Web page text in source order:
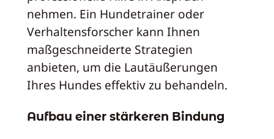
nehmen. Ein Hundetrainer oder
Verhaltensforscher kann Ihnen
maßgeschneiderte Strategien
anbieten, um die Lautäußerungen
Ihres Hundes effektiv zu behandeln.
Aufbau einer stärkeren Bindung